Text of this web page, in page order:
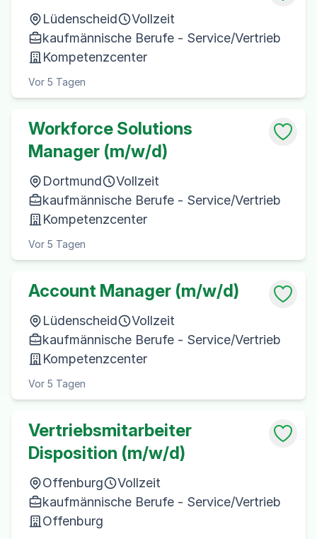
Lüdenscheid
Vollzeit
kaufmännische Berufe - Service/Vertrieb
Kompetenzcenter
Vor 5 Tagen
Workforce Solutions
Manager (m/w/d)
Dortmund
Vollzeit
kaufmännische Berufe - Service/Vertrieb
Kompetenzcenter
Vor 5 Tagen
Account Manager (m/w/d)
Lüdenscheid
Vollzeit
kaufmännische Berufe - Service/Vertrieb
Kompetenzcenter
Vor 5 Tagen
Vertriebsmitarbeiter
Disposition (m/w/d)
Offenburg
Vollzeit
kaufmännische Berufe - Service/Vertrieb
Offenburg